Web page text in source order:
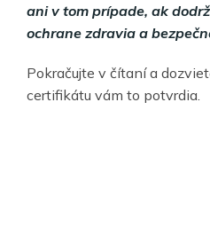
ani v tom prípade, ak
ochrane zdravia a
Pokračujte v čítaní a
certifikátu vám to potvrdia.